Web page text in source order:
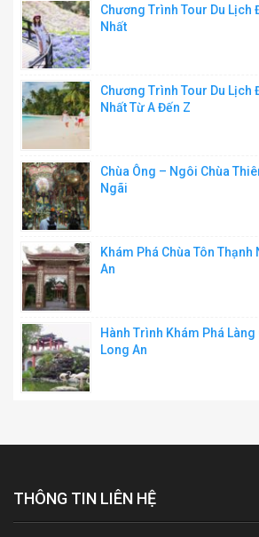
Chương Trình Tour Du Lịch
Nhất
Chương Trình Tour Du Lịch
Nhất Từ A Đến Z
Chùa Ông – Ngôi Chùa
Ngãi
Khám Phá Chùa Tôn
An
Hành Trình Khám Phá Làng
Long An
THÔNG TIN LIÊN HỆ